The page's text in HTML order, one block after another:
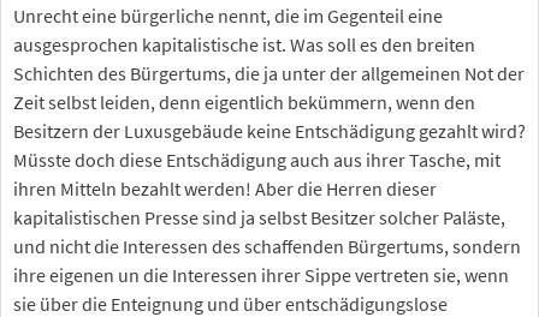
Unrecht eine bürgerliche nennt, die im Gegenteil eine
ausgesprochen kapitalistische ist. Was soll es den breiten
Schichten des Bürgertums, die ja unter der allgemeinen Not der
Zeit selbst leiden, denn eigentlich bekümmern, wenn den
Besitzern der Luxusgebäude keine Entschädigung gezahlt wird?
Müsste doch diese Entschädigung auch aus ihrer Tasche, mit
ihren Mitteln bezahlt werden! Aber die Herren dieser
kapitalistischen Presse sind ja selbst Besitzer solcher Paläste,
und nicht die Interessen des schaffenden Bürgertums, sondern
ihre eigenen un die Interessen ihrer Sippe vertreten sie, wenn
sie über die Enteignung und über entschädigungslose